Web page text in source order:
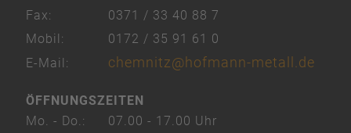
Fax:
0371 / 33 40 88 7
Mobil:
0172 / 35 91 61 0
E-Mail:
chemnitz@hofmann-metall.de
ÖFFNUNGSZEITEN
Mo. - Do.:
07.00 - 17.00 Uhr